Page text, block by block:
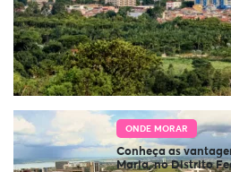
ONDE MORAR
Conheça as
Maria, no Distrito